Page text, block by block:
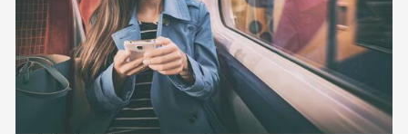
2009